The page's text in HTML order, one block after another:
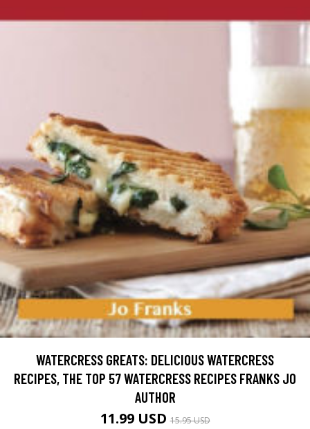
WATERCRESS GREATS: DELICIOUS WATERCRESS
RECIPES, THE TOP 57 WATERCRESS RECIPES FRANKS JO
AUTHOR
11.99 USD15.95 USD